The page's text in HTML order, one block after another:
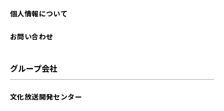
個人情報について
お問い合わせ
グループ会社
文化放送開発センター